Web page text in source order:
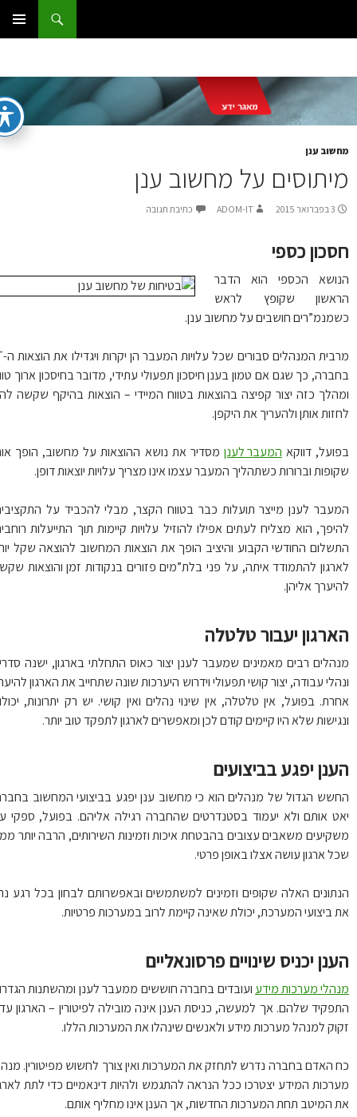
ענן
על מחשוב ענן
ADOM-IT כתיבת תגובה
כספי
הכספי הוא הדבר
שקופץ לראש
חושבים על מחשוב ענן.
מרבית המנהלים סבורים שכל עלויות המעבר הן יקרות ויגדילו את הוצאות ה-IT
כך שגם אם טמון בענן חיסכון תפעולי עתידי, מדובר בחיסכון ארוך טווח
כזה יצור קפיצה בהוצאות בטווח המיידי – הוצאות בהיקף שקשה להם
אותן ולהעריך את היקפן.
דווקאהמעבר לענןמסדיר את נושא ההוצאות על מחשוב, הופך אותן
וברורות כשתהליך המעבר עצמו אינו מצריך עלויות יוצאות דופן.
לענן מייצר תועלות כבר בטווח הקצר, מבלי להכביד על התקציבים.
הוא מצליח לעתים אפילו להוזיל עלויות קיימות תוך התייעלות רוחבית.
החודשי הקבוע והיציב הופך את הוצאות המחשוב להוצאה שקל יותר
להתמודד איתה, על פני בלת”מים פזורים בנקודות זמן והוצאות שקשה
אליהן.
יעבור טלטלה
רבים מאמינים שמעבר לענן יצור כאוס התחלתי בארגון, ישנה סדרים
עבודה, יצור קושי תפעולי וידרוש היערכות שונה שתחייב את הארגון להיערך
בפועל, אין טלטלה, אין שינוי נהלים ואין קושי. יש רק יתרונות, יכולות
שלא היו קיימים קודם לכן ומאפשרים לארגון לתפקד טוב יותר.
יפגע בביצועים
הגדול של מנהלים הוא כי מחשוב ענן יפגע בביצועי המחשוב בחברה.
אותם ולא יעמוד בסטנדרטים שהחברה רגילה אליהם. בפועל, ספקי ענן
משאבים עצובים בהבטחת איכות וזמינות השירותים, הרבה יותר ממה
ארגון עושה אצלו באופן פרטי.
האלה שקופים וזמינים למשתמשים ובאפשרותם לבחון בכל רגע נתון
ביצועי המערכת, יכולת שאינה קיימת לרוב במערכות פרטיות.
יכניס שינויים פרסונאליים
מערכות מידעועובדים בחברה חוששים ממעבר לענן ומהשתנות הגדרות
שלהם. אך למעשה, כניסת הענן אינה מובילה לפיטורין – הארגון עדיין
למנהל מערכות מידע ולאנשים שינהלו את המערכות הללו.
האדם בחברה נדרש לתחזק את המערכות ואין צורך לחשוש מפיטורין.מנהלי
המידע יצטרכו ככל הנראה להתגמש ולהיות דינאמיים כדי לתת לארגון
המיטב תחת המערכות החדשות, אך הענן אינו מחליף אותם.